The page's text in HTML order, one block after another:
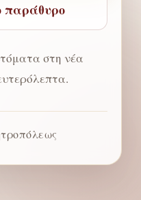
παράθυρο
στη νέα